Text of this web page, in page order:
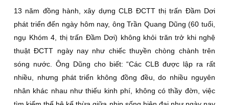
13 năm đồng hành, xây dựng CLB ÐCTT thị trấn Ðầm Dơi
phát triển đến ngày hôm nay, ông Trần Quang Dũng (60 tuổi,
ngụ Khóm 4, thị trấn Ðầm Dơi) không khỏi trăn trở khi nghệ
thuật ÐCTT ngày nay như chiếc thuyền chòng chành trên
sóng nước. Ông Dũng cho biết: “Các CLB được lập ra rất
nhiều, nhưng phát triển không đồng đều, do nhiều nguyên
nhân khác nhau như thiếu kinh phí, không có thầy đờn, việc